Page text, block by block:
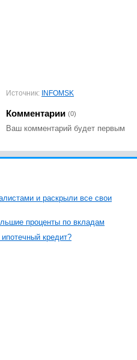
Источник: INFOMSK
Комментарии (0)
Ваш комментарий будет первым
и раскрыли все свои
проценты по вкладам
кредит?